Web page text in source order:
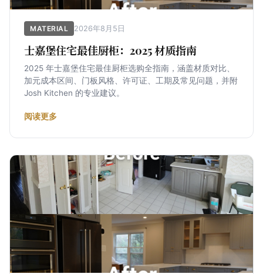
MATERIAL 2026年8月5日
士嘉堡住宅最佳厨柜：2025 材质指南
2025 年士嘉堡住宅最佳厨柜选购全指南，涵盖材质对比、
加元成本区间、门板风格、许可证、工期及常见问题，并附
Josh Kitchen 的专业建议。
阅读更多